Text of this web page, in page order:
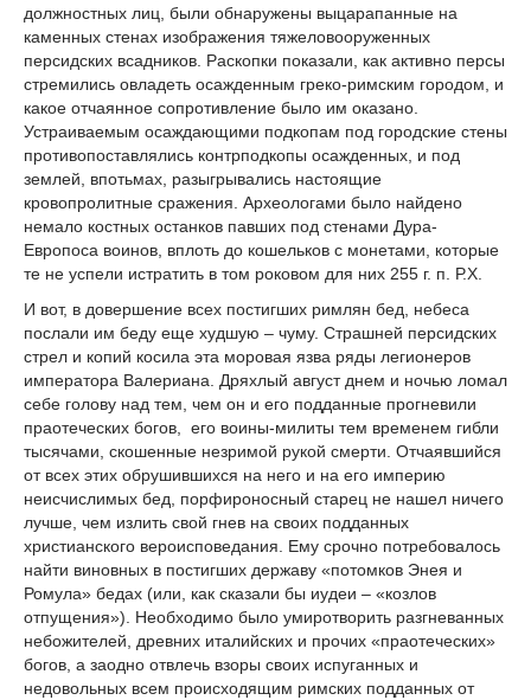
должностных лиц, были обнаружены выцарапанные на
каменных стенах изображения тяжеловооруженных
персидских всадников. Раскопки показали, как активно персы
стремились овладеть осажденным греко-римским городом, и
какое отчаянное сопротивление было им оказано.
Устраиваемым осаждающими подкопам под городские стены
противопоставлялись контрподкопы осажденных, и под
землей, впотьмах, разыгрывались настоящие
кровопролитные сражения. Археологами было найдено
немало костных останков павших под стенами Дура-
Европоса воинов, вплоть до кошельков c монетами, которые
те не успели истратить в том роковом для них 255 г. п. Р.Х.
И вот, в довершение всех постигших римлян бед, небеса
послали им беду еще худшую – чуму. Страшней персидских
стрел и копий косила эта моровая язва ряды легионеров
императора Валериана. Дряхлый август днем и ночью ломал
себе голову над тем, чем он и его подданные прогневили
праотеческих богов, его воины-милиты тем временем гибли
тысячами, скошенные незримой рукой смерти. Отчаявшийся
от всех этих обрушившихся на него и на его империю
неисчислимых бед, порфироносный старец не нашел ничего
лучше, чем излить свой гнев на своих подданных
христианского вероисповедания. Ему срочно потребовалось
найти виновных в постигших державу «потомков Энея и
Ромула» бедах (или, как сказали бы иудеи – «козлов
отпущения»). Необходимо было умиротворить разгневанных
небожителей, древних италийских и прочих «праотеческих»
богов, а заодно отвлечь взоры своих испуганных и
недовольных всем происходящим римских подданных от